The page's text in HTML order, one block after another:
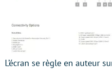
L’écran se règle en auteur